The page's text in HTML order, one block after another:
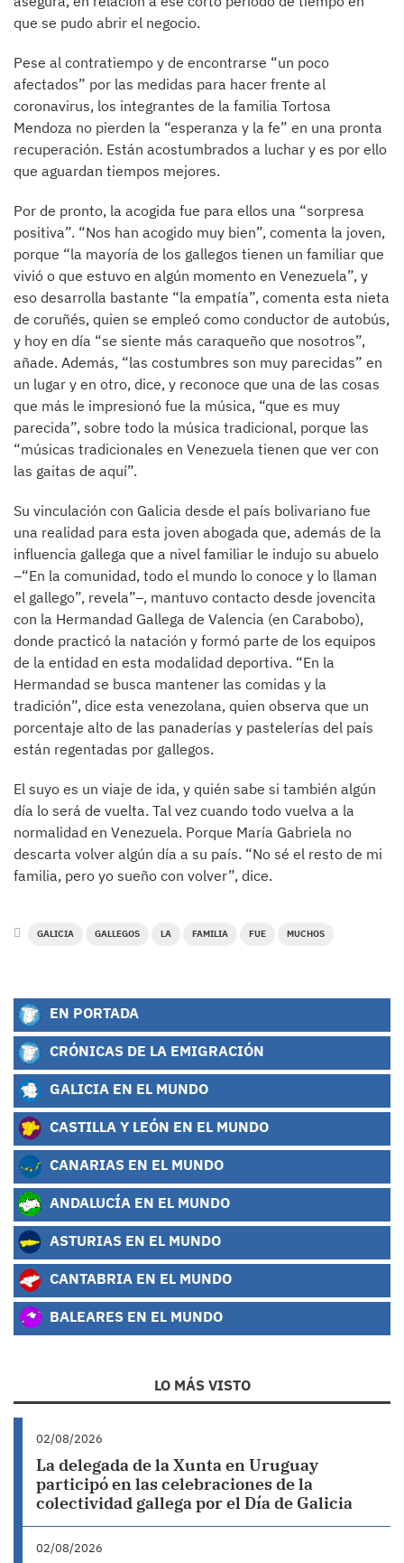
que se pudo abrir el negocio.
Pese al contratiempo y de encontrarse “un poco
afectados” por las medidas para hacer frente al
coronavirus, los integrantes de la familia Tortosa
Mendoza no pierden la “esperanza y la fe” en una pronta
recuperación. Están acostumbrados a luchar y es por ello
que aguardan tiempos mejores.
Por de pronto, la acogida fue para ellos una “sorpresa
positiva”. “Nos han acogido muy bien”, comenta la joven,
porque “la mayoría de los gallegos tienen un familiar que
vivió o que estuvo en algún momento en Venezuela”, y
eso desarrolla bastante “la empatía”, comenta esta nieta
de coruñés, quien se empleó como conductor de autobús,
y hoy en día “se siente más caraqueño que nosotros”,
añade. Además, “las costumbres son muy parecidas” en
un lugar y en otro, dice, y reconoce que una de las cosas
que más le impresionó fue la música, “que es muy
parecida”, sobre todo la música tradicional, porque las
“músicas tradicionales en Venezuela tienen que ver con
las gaitas de aquí”.
Su vinculación con Galicia desde el país bolivariano fue
una realidad para esta joven abogada que, además de la
influencia gallega que a nivel familiar le indujo su abuelo
–“En la comunidad, todo el mundo lo conoce y lo llaman
el gallego”, revela”–, mantuvo contacto desde jovencita
con la Hermandad Gallega de Valencia (en Carabobo),
donde practicó la natación y formó parte de los equipos
de la entidad en esta modalidad deportiva. “En la
Hermandad se busca mantener las comidas y la
tradición”, dice esta venezolana, quien observa que un
porcentaje alto de las panaderías y pastelerías del país
están regentadas por gallegos.
El suyo es un viaje de ida, y quién sabe si también algún
día lo será de vuelta. Tal vez cuando todo vuelva a la
normalidad en Venezuela. Porque María Gabriela no
descarta volver algún día a su país. “No sé el resto de mi
familia, pero yo sueño con volver”, dice.
GALICIA GALLEGOS LA FAMILIA FUE MUCHOS
EN PORTADA
CRÓNICAS DE LA EMIGRACIÓN
GALICIA EN EL MUNDO
CASTILLA Y LEÓN EN EL MUNDO
CANARIAS EN EL MUNDO
ANDALUCÍA EN EL MUNDO
ASTURIAS EN EL MUNDO
CANTABRIA EN EL MUNDO
BALEARES EN EL MUNDO
LO MÁS VISTO
02/08/2026
La delegada de la Xunta en Uruguay
participó en las celebraciones de la
colectividad gallega por el Día de Galicia
02/08/2026